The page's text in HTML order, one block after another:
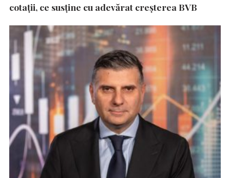
cotații, ce susține cu adevărat creșterea BVB